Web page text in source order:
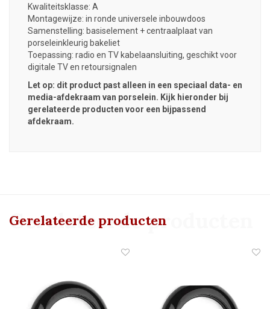
Kwaliteitsklasse: A
Montagewijze: in ronde universele inbouwdoos
Samenstelling: basiselement + centraalplaat van
porseleinkleurig bakeliet
Toepassing: radio en TV kabelaansluiting, geschikt voor
digitale TV en retoursignalen
Let op: dit product past alleen in een speciaal data- en
media-afdekraam van porselein. Kijk hieronder bij
gerelateerde producten voor een bijpassend
afdekraam.
Gerelateerde producten
Gerelateerde producten